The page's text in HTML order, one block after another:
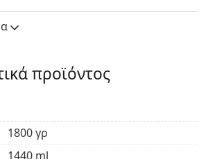
χρήσεων Vantio Multi-Purpose
απολυμαίνει, ενυδατώνει και
Ιταλία, όπως και το καλύτερο
το
είναι μια τέλεια εναλλακτική
προϊόντος
1800 γρ
1440 ml